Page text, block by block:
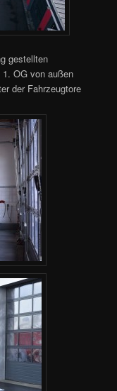
gestellten
OG von außen
der Fahrzeugtore